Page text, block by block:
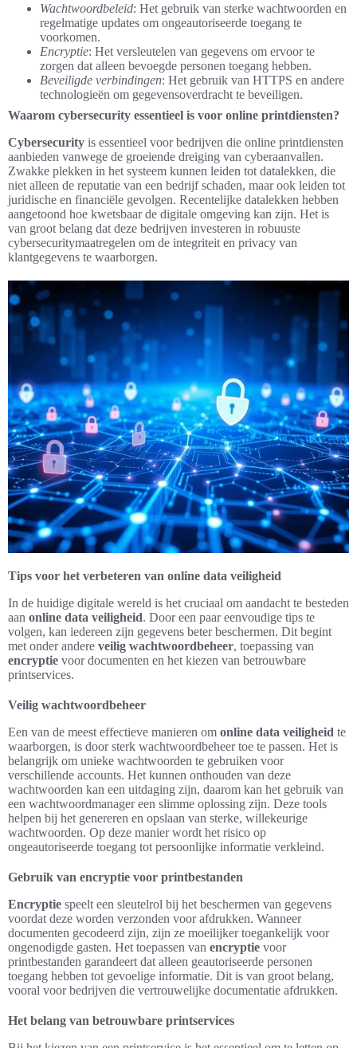
Wachtwoordbeleid: Het gebruik van sterke wachtwoorden en
regelmatige updates om ongeautoriseerde toegang te
voorkomen.
Encryptie: Het versleutelen van gegevens om ervoor te
zorgen dat alleen bevoegde personen toegang hebben.
Beveiligde verbindingen: Het gebruik van HTTPS en andere
technologieën om gegevensoverdracht te beveiligen.
Waarom cybersecurity essentieel is voor online printdiensten?
Cybersecurity is essentieel voor bedrijven die online printdiensten
aanbieden vanwege de groeiende dreiging van cyberaanvallen.
Zwakke plekken in het systeem kunnen leiden tot datalekken, die
niet alleen de reputatie van een bedrijf schaden, maar ook leiden tot
juridische en financiële gevolgen. Recentelijke datalekken hebben
aangetoond hoe kwetsbaar de digitale omgeving kan zijn. Het is
van groot belang dat deze bedrijven investeren in robuuste
cybersecuritymaatregelen om de integriteit en privacy van
klantgegevens te waarborgen.
Tips voor het verbeteren van online data veiligheid
In de huidige digitale wereld is het cruciaal om aandacht te besteden
aan online data veiligheid. Door een paar eenvoudige tips te
volgen, kan iedereen zijn gegevens beter beschermen. Dit begint
met onder andere veilig wachtwoordbeheer, toepassing van
encryptie voor documenten en het kiezen van betrouwbare
printservices.
Veilig wachtwoordbeheer
Een van de meest effectieve manieren om online data veiligheid te
waarborgen, is door sterk wachtwoordbeheer toe te passen. Het is
belangrijk om unieke wachtwoorden te gebruiken voor
verschillende accounts. Het kunnen onthouden van deze
wachtwoorden kan een uitdaging zijn, daarom kan het gebruik van
een wachtwoordmanager een slimme oplossing zijn. Deze tools
helpen bij het genereren en opslaan van sterke, willekeurige
wachtwoorden. Op deze manier wordt het risico op
ongeautoriseerde toegang tot persoonlijke informatie verkleind.
Gebruik van encryptie voor printbestanden
Encryptie speelt een sleutelrol bij het beschermen van gegevens
voordat deze worden verzonden voor afdrukken. Wanneer
documenten gecodeerd zijn, zijn ze moeilijker toegankelijk voor
ongenodigde gasten. Het toepassen van encryptie voor
printbestanden garandeert dat alleen geautoriseerde personen
toegang hebben tot gevoelige informatie. Dit is van groot belang,
vooral voor bedrijven die vertrouwelijke documentatie afdrukken.
Het belang van betrouwbare printservices